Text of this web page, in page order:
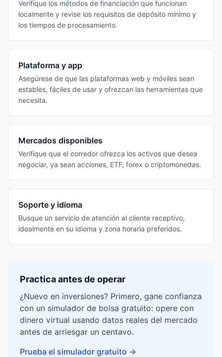
Verifique los métodos de financiación que funcionan
localmente y revise los requisitos de depósito mínimo y
los tiempos de procesamiento.
Plataforma y app
Asegúrese de que las plataformas web y móviles sean
estables, fáciles de usar y ofrezcan las herramientas que
necesita.
Mercados disponibles
Verifique que el corredor ofrezca los activos que desea
negociar, ya sean acciones, ETF, forex o criptomonedas.
Soporte y idioma
Busque un servicio de atención al cliente receptivo,
idealmente en su idioma y zona horaria preferidos.
Practica antes de operar
¿Nuevo en inversiones? Primero, gane confianza
con un simulador de bolsa gratuito: opere con
dinero virtual usando datos reales del mercado
antes de arriesgar un centavo.
Prueba el simulador gratuito →